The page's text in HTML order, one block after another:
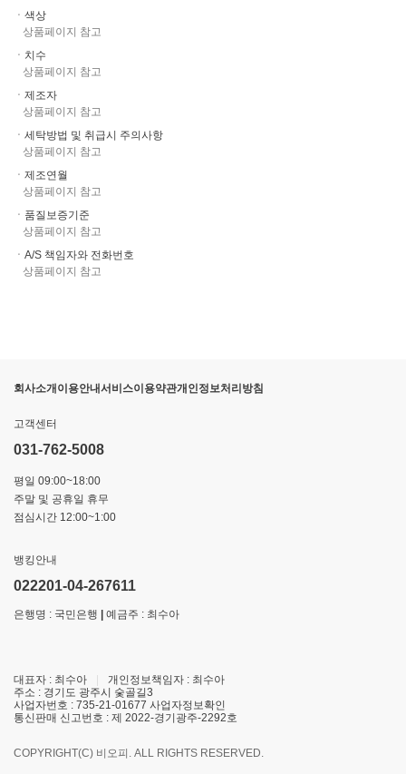
ㆍ색상
상품페이지 참고
ㆍ치수
상품페이지 참고
ㆍ제조자
상품페이지 참고
ㆍ세탁방법 및 취급시 주의사항
상품페이지 참고
ㆍ제조연월
상품페이지 참고
ㆍ품질보증기준
상품페이지 참고
ㆍA/S 책임자와 전화번호
상품페이지 참고
회사소개 이용안내서비스이용약관개인정보처리방침
고객센터
031-762-5008
평일 09:00~18:00
주말 및 공휴일 휴무
점심시간 12:00~1:00
뱅킹안내
022201-04-267611
은행명 : 국민은행 예금주 : 최수아
대표자 : 최수아
개인정보책임자 : 최수아
주소 : 경기도 광주시 숯골길3
사업자번호 : 735-21-01677 사업자정보확인
통신판매 신고번호 : 제 2022-경기광주-2292호
COPYRIGHT(C) 비오피. ALL RIGHTS RESERVED.